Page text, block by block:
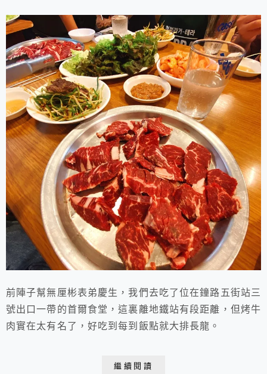
前陣子幫無厘彬表弟慶生，我們去吃了位在鐘路五街站三
號出口一帶的首爾食堂，這裏離地鐵站有段距離，但烤牛
肉實在太有名了，好吃到每到飯點就大排長龍。
繼續閱讀